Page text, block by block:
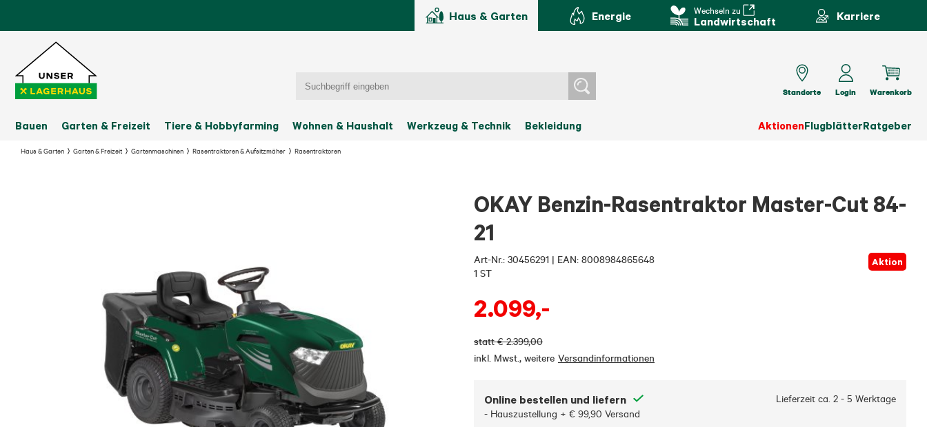
Haus & Garten Energie Wechseln zu
Landwirtschaft Karriere
Bauen Garten & Freizeit Tiere & Hobbyfarming Wohnen & Haushalt Werkzeug & Technik Bekleidung AktionenFlugblätterRatgeber
Standorte Login Warenkorb
Haus & Garten Garten & Freizeit Gartenmaschinen Rasentraktoren & Aufsitzmäher Rasentraktoren
OKAY Benzin-Rasentraktor Master-Cut 84-
21
Art-Nr.: 30456291 | EAN: 8008984865648
1 ST
Aktion
2.099,-
statt € 2.399,00
inkl. Mwst., weitere Versandinformationen
Online bestellen und liefern Lieferzeit ca. 2 - 5 Werktage
- Hauszustellung + € 99,90 Versand